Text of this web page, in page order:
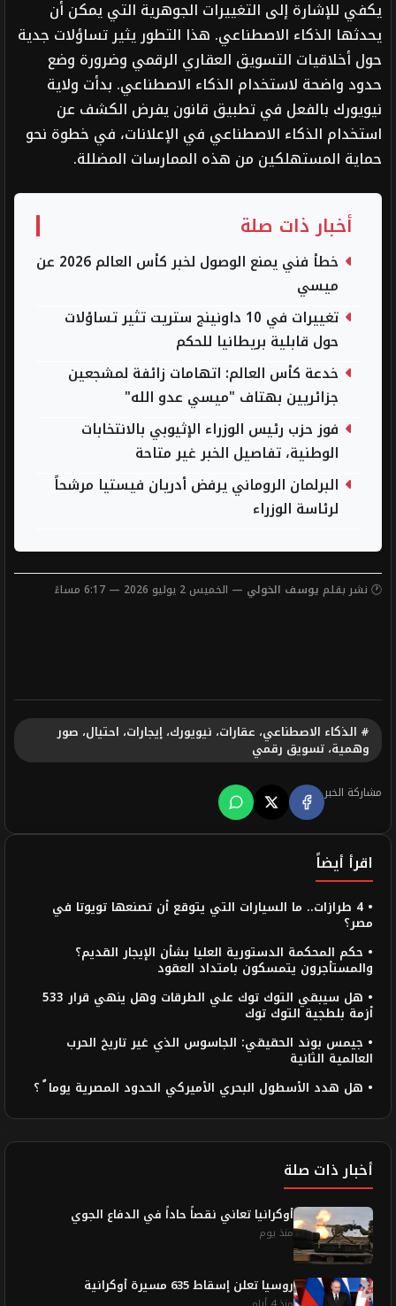
يكفي للإشارة إلى التغييرات الجوهرية التي يمكن أن
يحدثها الذكاء الاصطناعي. هذا التطور يثير تساؤلات جدية
حول أخلاقيات التسويق العقاري الرقمي وضرورة وضع
حدود واضحة لاستخدام الذكاء الاصطناعي. بدأت ولاية
نيويورك بالفعل في تطبيق قانون يفرض الكشف عن
استخدام الذكاء الاصطناعي في الإعلانات، في خطوة نحو
حماية المستهلكين من هذه الممارسات المضللة.
أخبار ذات صلة
خطأ فني يمنع الوصول لخبر كأس العالم 2026 عن
ميسي
تغييرات في 10 داونينج ستريت تثير تساؤلات
حول قابلية بريطانيا للحكم
خدعة كأس العالم: اتهامات زائفة لمشجعين
جزائريين بهتاف "ميسي عدو الله"
فوز حزب رئيس الوزراء الإثيوبي بالانتخابات
الوطنية، تفاصيل الخبر غير متاحة
البرلمان الروماني يرفض أدريان فيستيا مرشحاً
لرئاسة الوزراء
🕐 نشر بقلم يوسف الخولي — الخميس 2 يوليو 2026 — 6:17 مساءً
# الذكاء الاصطناعي، عقارات، نيويورك، إيجارات، احتيال، صور
وهمية، تسويق رقمي
مشاركة الخبر
اقرأ أيضاً
• 4 طرازات.. ما السيارات التي يتوقع أن تصنعها تويوتا في
مصر؟
• حكم المحكمة الدستورية العليا بشأن الإيجار القديم؟
والمستأجرون يتمسكون بامتداد العقود
• هل سيبقي التوك توك علي الطرقات وهل ينهي قرار 533
أزمة بلطجية التوك توك
• جيمس بوند الحقيقي: الجاسوس الذي غير تاريخ الحرب
العالمية الثانية
• هل هدد الأسطول البحري الأميركي الحدود المصرية يوما ً ؟
أخبار ذات صلة
أوكرانيا تعاني نقصاً حاداً في الدفاع الجوي
منذ يوم
روسيا تعلن إسقاط 635 مسيرة أوكرانية